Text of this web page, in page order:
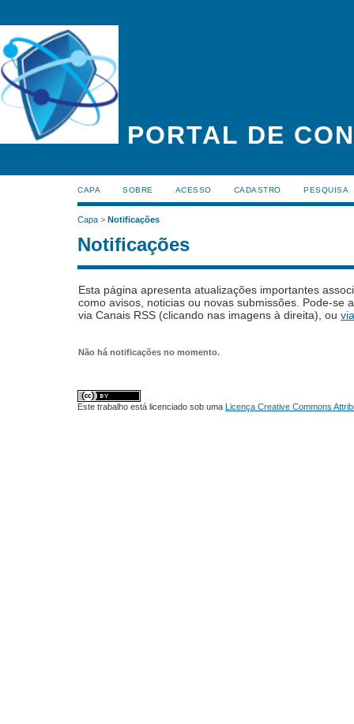
PORTAL DE
CAPA SOBRE ACESSO CADASTRO PESQUISA
Capa > Notificações
Notificações
Esta página apresenta atualizações importantes
como avisos, noticias ou novas submissões. Pode-se
via Canais RSS (clicando nas imagens à direita), ou
Não há notificações no momento.
Este trabalho está licenciado sob uma Licença Creative Commons